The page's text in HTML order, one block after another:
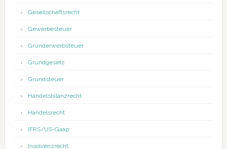
Gesellschaftsrecht
Gewerbesteuer
Grunderwerbsteuer
Grundgesetz
Grundsteuer
Handelsbilanzrecht
Handelsrecht
IFRS/US-Gaap
Insolvenzrecht